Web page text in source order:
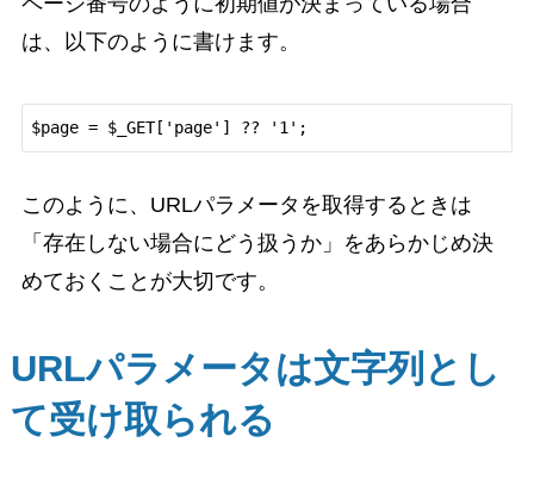
は、以下のように書けます。
このように、URLパラメータを取得するときは
「存在しない場合にどう扱うか」をあらかじめ決
めておくことが大切です。
URLパラメータは文字列とし
て受け取られる